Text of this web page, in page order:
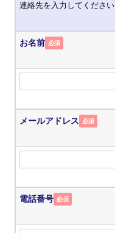
連絡先を入力してください
お名前 必須
メールアドレス 必須
電話番号 必須